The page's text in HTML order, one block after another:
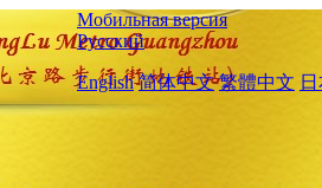
Мобильная версия
Русский
English 简体中文 繁體中文